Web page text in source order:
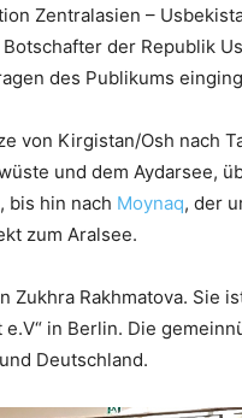
Zentralasien –
der Republik
des Publikums
von Kirgistan/Osh nach
und dem Aydarsee,
, bis hin nach Moynaq, der
zum Aralsee.
Rakhmatova. Sie
in Berlin. Die
Deutschland.